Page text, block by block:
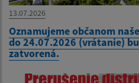
13.07.2026
Oznamujeme občanom
do 24.07.2026 (vrátanie)
zatvorená.